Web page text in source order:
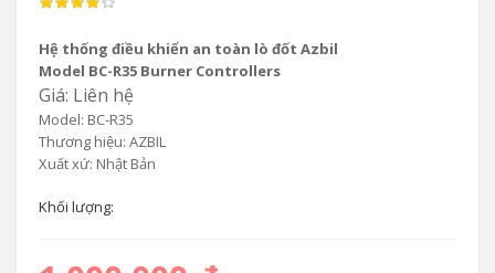
Hệ thống điều khiển an toàn lò đốt Azbil
Model BC-R35 Burner Controllers
Giá: Liên hệ
Model: BC-R35
Thương hiệu: AZBIL
Xuất xứ: Nhật Bản
Khối lượng: